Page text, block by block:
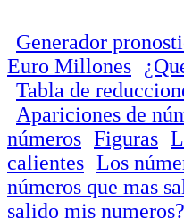
Generador
Euro Millones
Tabla de
Apariciones de
números Figuras
calientes Los
números que mas
salido mis numeros?